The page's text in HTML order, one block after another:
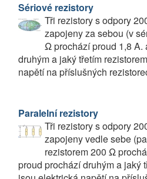
Sériové rezistory
Tři rezistory s odpory
zapojeny za sebou (v
Ω prochází proud 1,8 A.
druhým a jaký třetím
napětí na příslušných
Paralelní rezistory
Tři rezistory s odpory
zapojeny vedle sebe
rezistorem 200 Ω
proud prochází druhým a jaký